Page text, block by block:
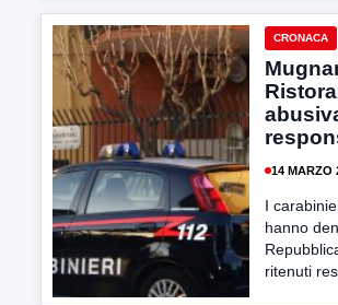
CRONACA
14 MARZO
I
hanno
ritenuti